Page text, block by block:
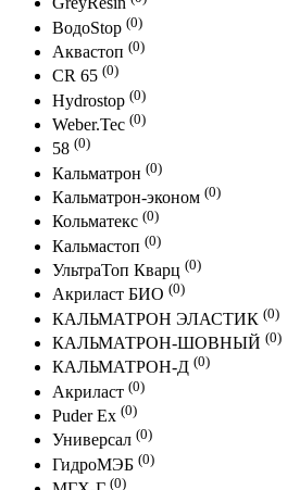
ВодоStop (0)
Аквастоп (0)
CR 65 (0)
Hydrostop (0)
Weber.Tec (0)
58 (0)
Кальматрон (0)
Кальматрон-эконом (0)
Кольматекс (0)
Кальмастоп (0)
УльтраТоп Кварц (0)
Акриласт БИО (0)
КАЛЬМАТРОН ЭЛАСТИК (0)
КАЛЬМАТРОН-ШОВНЫЙ (0)
КАЛЬМАТРОН-Д (0)
Акриласт (0)
Puder Ex (0)
Универсал (0)
ГидроМЭБ (0)
(0)